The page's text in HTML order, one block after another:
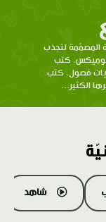
المصمّمة لتجذب
كوميكس، كتب
فصول، كتب
الكثير...
شاهد